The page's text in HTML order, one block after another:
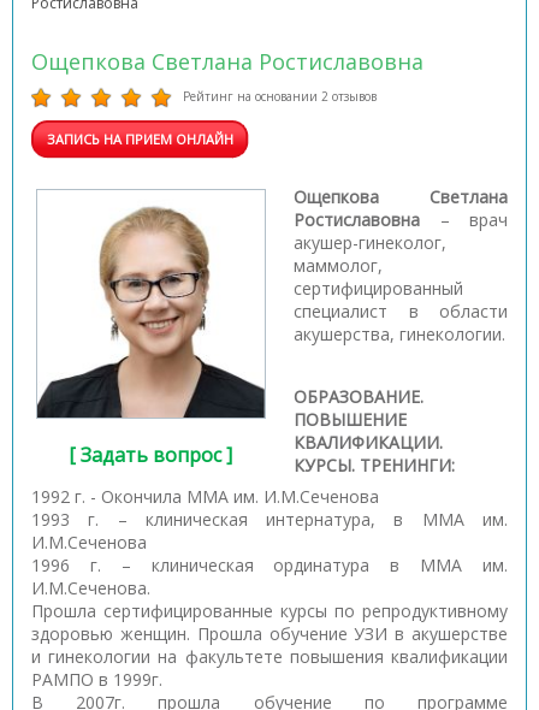
Ощепкова Светлана Ростиславовна
Рейтинг на основании 2 отзывов
ЗАПИСЬ НА ПРИЕМ ОНЛАЙН
[ Задать вопрос ]
Ощепкова Светлана
Ростиславовна – врач
акушер-гинеколог,
маммолог,
сертифицированный
специалист в области
акушерства, гинекологии.
ОБРАЗОВАНИЕ.
ПОВЫШЕНИЕ
КВАЛИФИКАЦИИ.
КУРСЫ. ТРЕНИНГИ:
1992 г. - Окончила ММА им. И.М.Сеченова
1993 г. – клиническая интернатура, в ММА им.
И.М.Сеченова
1996 г. – клиническая ординатура в ММА им.
И.М.Сеченова.
Прошла сертифицированные курсы по репродуктивному
здоровью женщин. Прошла обучение УЗИ в акушерстве
и гинекологии на факультете повышения квалификации
РАМПО в 1999г.
В 2007г. прошла обучение по программе